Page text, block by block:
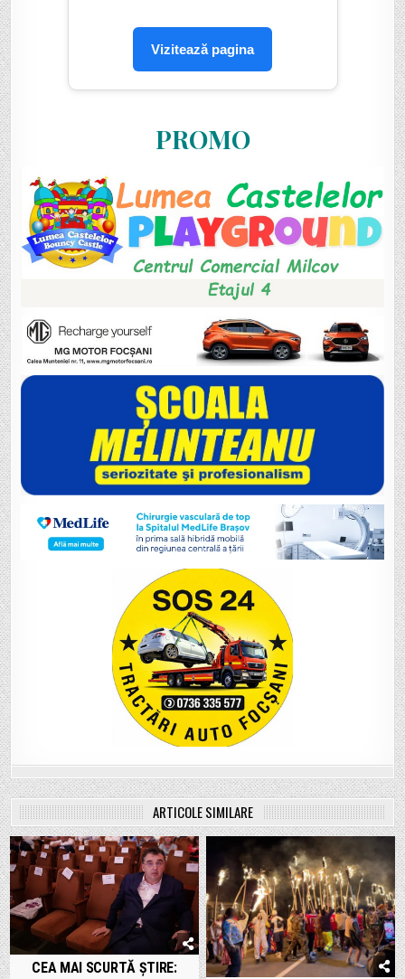
Vizitează pagina
PROMO
ARTICOLE SIMILARE
CEA MAI SCURTĂ ȘTIRE: